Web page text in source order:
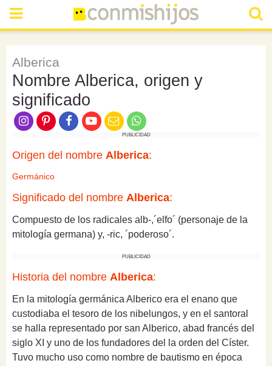
Alberica
Nombre Alberica, origen y
significado
PUBLICIDAD
Origen del nombre Alberica:
Germánico
Significado del nombre Alberica:
Compuesto de los radicales alb-,´elfo´ (personaje de la
mitología germana) y, -ric, ´poderoso´.
PUBLICIDAD
Historia del nombre Alberica:
En la mitología germánica Alberico era el enano que
custodiaba el tesoro de los nibelungos, y en el santoral
se halla representado por san Alberico, abad francés del
siglo XI y uno de los fundadores del la orden del Císter.
Tuvo mucho uso como nombre de bautismo en época